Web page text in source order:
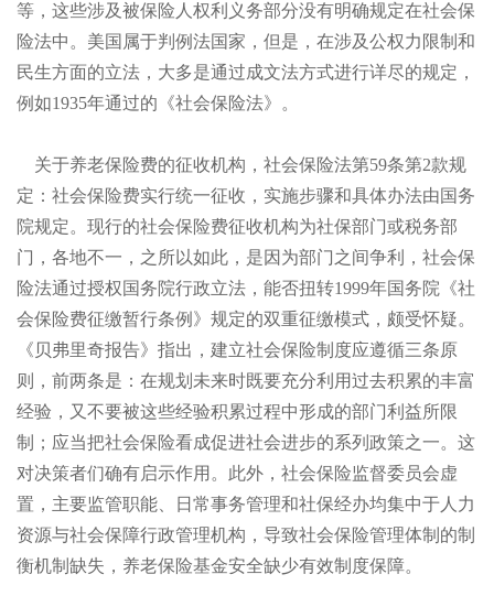
等，这些涉及被保险人权利义务部分没有明确规定在社会保
险法中。美国属于判例法国家，但是，在涉及公权力限制和
民生方面的立法，大多是通过成文法方式进行详尽的规定，
例如1935年通过的《社会保险法》。
关于养老保险费的征收机构，社会保险法第59条第2款规
定：社会保险费实行统一征收，实施步骤和具体办法由国务
院规定。现行的社会保险费征收机构为社保部门或税务部
门，各地不一，之所以如此，是因为部门之间争利，社会保
险法通过授权国务院行政立法，能否扭转1999年国务院《社
会保险费征缴暂行条例》规定的双重征缴模式，颇受怀疑。
《贝弗里奇报告》指出，建立社会保险制度应遵循三条原
则，前两条是：在规划未来时既要充分利用过去积累的丰富
经验，又不要被这些经验积累过程中形成的部门利益所限
制；应当把社会保险看成促进社会进步的系列政策之一。这
对决策者们确有启示作用。此外，社会保险监督委员会虚
置，主要监管职能、日常事务管理和社保经办均集中于人力
资源与社会保障行政管理机构，导致社会保险管理体制的制
衡机制缺失，养老保险基金安全缺少有效制度保障。